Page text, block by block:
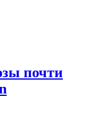
почти